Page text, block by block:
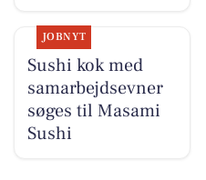
JOBNYT
Sushi kok med
samarbejdsevner
søges til Masami
Sushi